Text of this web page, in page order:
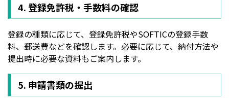
4. 登録免許税・手数料の確認
登録の種類に応じて、登録免許税やSOFTICの登録手数
料、郵送費などを確認します。必要に応じて、納付方法や
提出時に必要な資料もご案内します。
5. 申請書類の提出